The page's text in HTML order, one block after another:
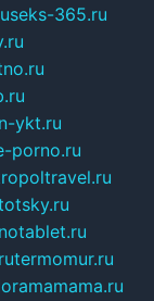
seks-365.ru
ykt.ru
porno.ru
termomur.ru